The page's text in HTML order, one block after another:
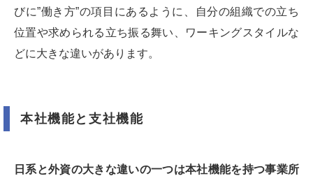
びに”働き方”の項目にあるように、自分の組織での立ち
位置や求められる立ち振る舞い、ワーキングスタイルな
どに大きな違いがあります。
本社機能と支社機能
日系と外資の大きな違いの一つは本社機能を持つ事業所